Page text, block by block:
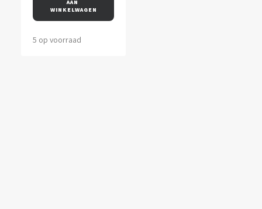
AAN
WINKELWAGEN
5 op voorraad